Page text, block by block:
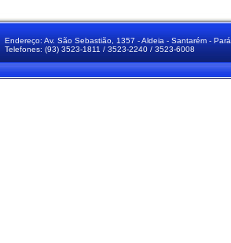
Endereço: Av. São Sebastião, 1357 - Aldeia - Santarém - Pará
Telefones: (93) 3523-1811 / 3523-2240 / 3523-6008